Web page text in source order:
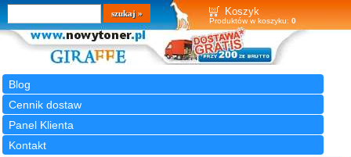
Koszyk
Produktów w koszyku: 0
Blog
Cennik dostaw
Panel Klienta
Kontakt
Wyszukiwarka
szukaj